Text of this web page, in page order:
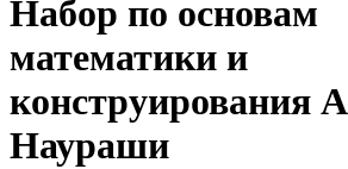
Набор по основам
математики и
конструирования
Наураши